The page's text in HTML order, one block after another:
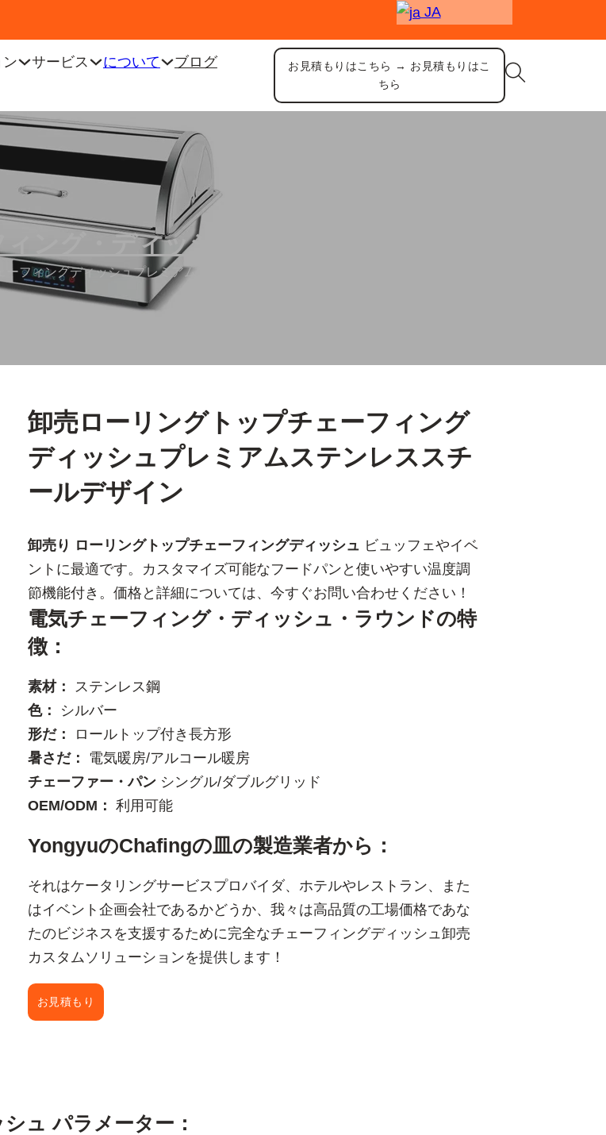
JA
サービス について
ブログ
お見積もりはこちら → お見積もりはこ
ちら
ィング・ディッシュ
ーフィングディッシュプレミアムステンレススチールデザイン
卸売ローリングトップチェーフィング
ディッシュプレミアムステンレススチ
ールデザイン
卸売り ローリングトップチェーフィングディッシュ ビュッフェやイベ
ントに最適です。カスタマイズ可能なフードパンと使いやすい温度調
節機能付き。価格と詳細については、今すぐお問い合わせください！
電気チェーフィング・ディッシュ・ラウンドの特
徴：
素材： ステンレス鋼
色：
シルバー
形だ：
ロールトップ付き長方形
暑さだ： 電気暖房/アルコール暖房
チェーファー・パン シングル/ダブルグリッド
OEM/ODM： 利用可能
YongyuのChafingの皿の製造業者から：
それはケータリングサービスプロバイダ、ホテルやレストラン、また
はイベント企画会社であるかどうか、我々は高品質の工場価格であな
たのビジネスを支援するために完全なチェーフィングディッシュ卸売
カスタムソリューションを提供します！
お見積もり
ュ パラメーター：